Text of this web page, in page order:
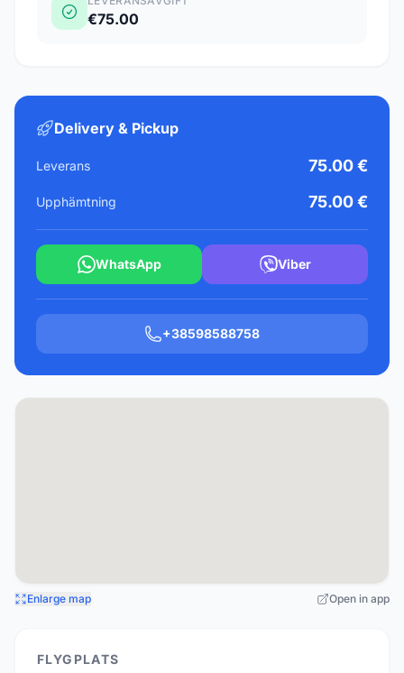
€75.00
Delivery & Pickup
Leverans 75.00 €
Upphämtning 75.00 €
WhatsApp Viber
+38598588758
Enlarge map Open in app
FLYGPLATS